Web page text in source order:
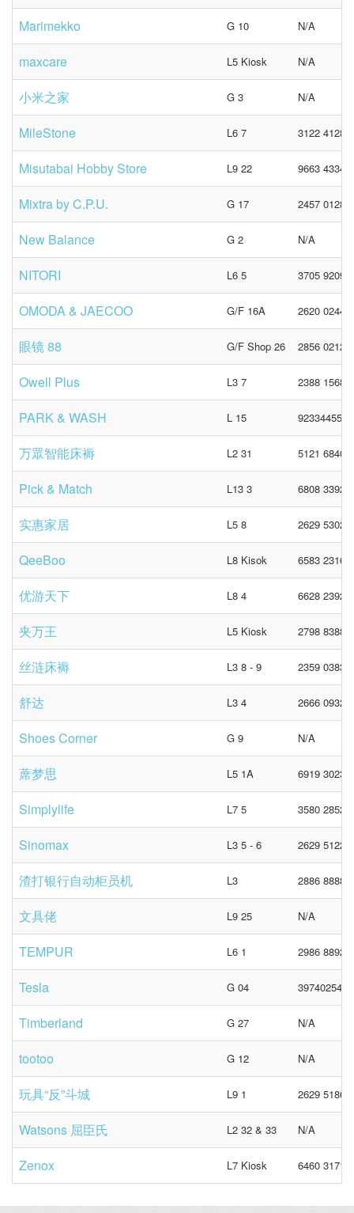
Marimekko G 10 N/A
maxcare L5 Kiosk N/A
小米之家 G 3 N/A
MileStone L6 7 3122 4128
Misutabai Hobby Store L9 22 9663 4334
Mixtra by C.P.U. G 17 2457 0128
New Balance G 2 N/A
NITORI L6 5 3705 9209
OMODA & JAECOO G/F 16A 2620 0244
眼镜 88 G/F Shop 26 2856 0212
Owell Plus L3 7 2388 1568
PARK & WASH L 15 92334455
万眾智能床褥 L2 31 5121 6840
Pick & Match L13 3 6808 3392
实惠家居 L5 8 2629 5302
QeeBoo L8 Kisok 6583 2316
优游天下 L8 4 6628 2392
夹万王 L5 Kiosk 2798 8388
丝涟床褥 L3 8 - 9 2359 0383
舒达 L3 4 2666 0932
Shoes Corner G 9 N/A
蓆梦思 L5 1A 6919 3023
Simplylife L7 5 3580 2852
Sinomax L3 5 - 6 2629 5122
渣打银行自动柜员机 L3 2886 8888
文具佬 L9 25 N/A
TEMPUR L6 1 2986 8892
Tesla G 04 39740254
Timberland G 27 N/A
tootoo G 12 N/A
玩具“反”斗城 L9 1 2629 5186
Watsons 屈臣氏 L2 32 & 33 N/A
Zenox L7 Kiosk 6460 3171